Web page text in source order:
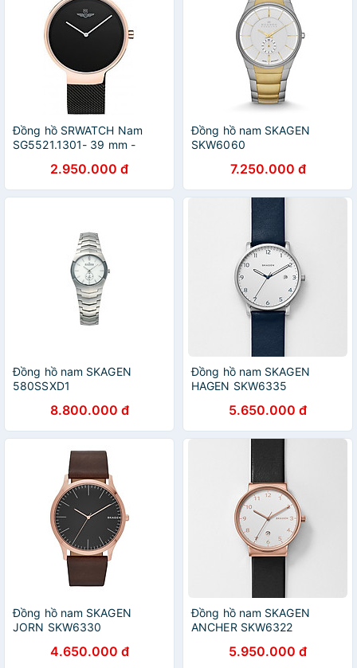
Đồng hồ SRWATCH Nam
SG5521.1301- 39 mm -
2.950.000 đ
Đồng hồ nam SKAGEN
SKW6060
7.250.000 đ
Đồng hồ nam SKAGEN
580SSXD1
8.800.000 đ
Đồng hồ nam SKAGEN
HAGEN SKW6335
5.650.000 đ
Đồng hồ nam SKAGEN
JORN SKW6330
4.650.000 đ
Đồng hồ nam SKAGEN
ANCHER SKW6322
5.950.000 đ